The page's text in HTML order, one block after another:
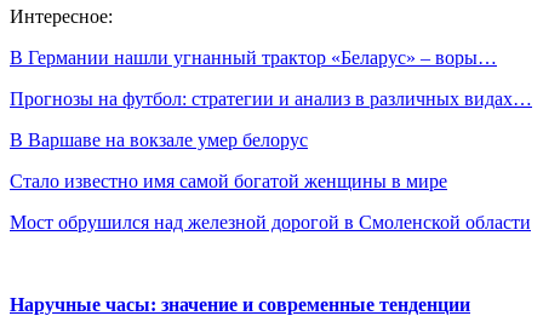
Интересное:
В Германии нашли угнанный трактор «Беларус» – воры…
Прогнозы на футбол: стратегии и анализ в различных видах…
В Варшаве на вокзале умер белорус
Стало известно имя самой богатой женщины в мире
Мост обрушился над железной дорогой в Смоленской области
Наручные часы: значение и современные тенденции